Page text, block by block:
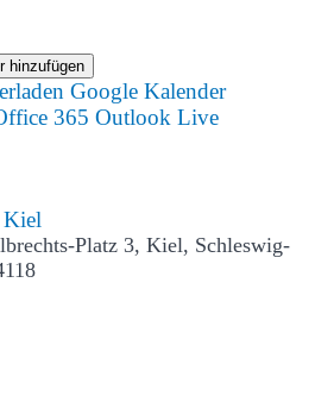
hinzufügen
Google Kalender
365 Outlook Live
Kiel
Platz 3, Kiel, Schleswig-